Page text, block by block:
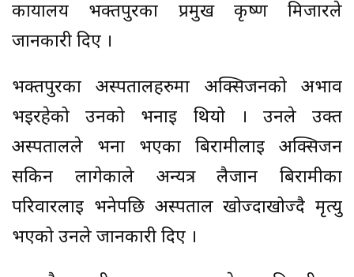
कार्यालय भक्तपुरका प्रमुख कृष्ण मिजारले
जानकारी दिए ।
भक्तपुरका अस्पतालहरुमा अक्सिजनको अभाव
भइरहेको उनको भनाइ थियो । उनले उक्त
अस्पतालले भर्ना भएका बिरामीलाई अक्सिजन
सकिन लागेकाले अन्यत्र लैजान बिरामीका
परिवारलाई भनेपछि अस्पताल खोज्दाखोज्दै मृत्यु
भएको उनले जानकारी दिए ।